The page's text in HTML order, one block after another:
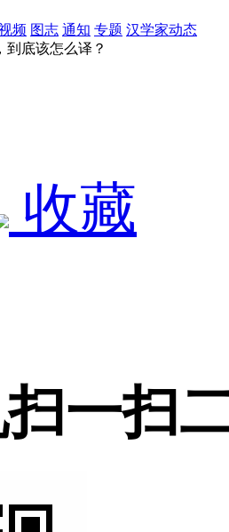
频 图志 通知 专题 汉学家动态
到底该怎么译？
收藏
一扫